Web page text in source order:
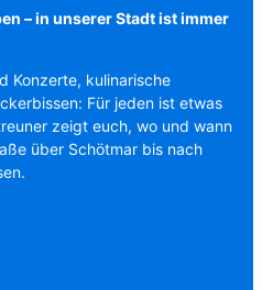
– in unserer Stadt ist immer
Konzerte, kulinarische
Für jeden ist etwas
zeigt euch, wo und wann
über Schötmar bis nach